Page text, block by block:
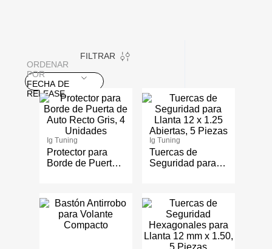
FILTRAR
ORDENAR
POR
FECHA DE
RELEASE
Ig Tuning
Protector para
Borde de Puerta
Ig Tuning
Tuercas de
Seguridad para